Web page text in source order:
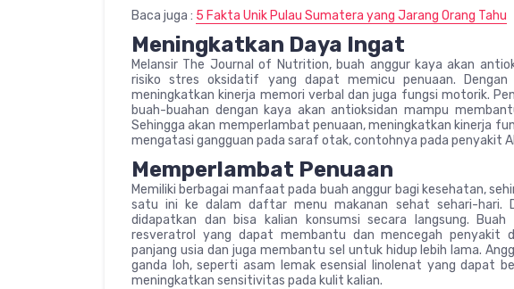
Baca juga : 5 Fakta Unik Pulau Sumatera yang Jarang Orang Tahu
Meningkatkan Daya Ingat
Melansir The Journal of Nutrition, buah anggur kaya akan
risiko stres oksidatif yang dapat memicu penuaan.
meningkatkan kinerja memori verbal dan juga fungsi motorik.
buah-buahan dengan kaya akan antioksidan mampu
Sehingga akan memperlambat penuaan, meningkatkan kinerja
mengatasi gangguan pada saraf otak, contohnya pada penyakit
Memperlambat Penuaan
Memiliki berbagai manfaat pada buah anggur bagi kesehatan,
satu ini ke dalam daftar menu makanan sehat sehari-hari.
didapatkan dan bisa kalian konsumsi secara langsung.
resveratrol yang dapat membantu dan mencegah penyakit
panjang usia dan juga membantu sel untuk hidup lebih lama.
ganda loh, seperti asam lemak esensial linolenat yang dapat
meningkatkan sensitivitas pada kulit kalian.